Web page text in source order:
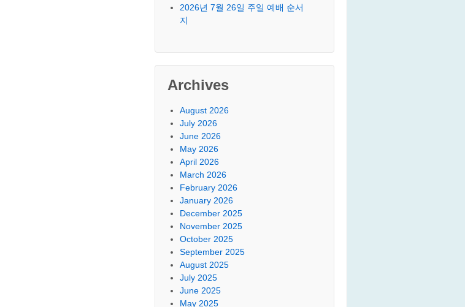
2026년 7월 26일 주일 예배 순서
지
Archives
August 2026
July 2026
June 2026
May 2026
April 2026
March 2026
February 2026
January 2026
December 2025
November 2025
October 2025
September 2025
August 2025
July 2025
June 2025
May 2025